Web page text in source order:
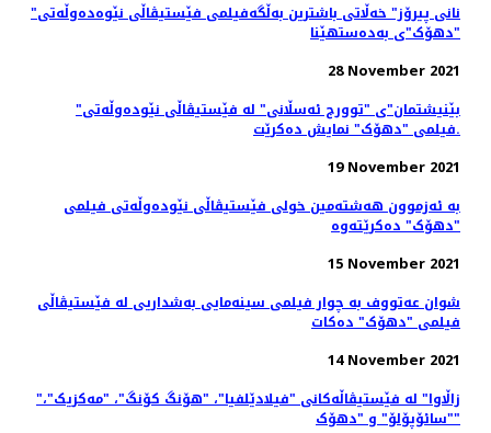
"نانی پیرۆز" خەڵاتی باشترین بەڵگەفیلمی فێستیڤاڵی نێوەدەوڵەتی
"دهۆک"ی بەدەستهێنا
28 November 2021
"بێنیشتمان"ی "توورج ئەسڵانی" لە فێستیڤاڵی نێودەوڵەتی
فیلمی "دهۆک" نمایش ده‌کرێت.
19 November 2021
بە ئەزموون هەشتەمین خولی فێستیڤاڵی نێودەوڵەتی فیلمی
"دهۆک" دەکرێتەوە
15 November 2021
شوان عەتووف به چوار فیلمی سینەمایی بەشداریی لە فێستیڤاڵی
فیلمی "دهۆک" دەكات
14 November 2021
"زاڵاوا" لە فێستیڤاڵەکانی "فیلادێلفیا"، "هۆنگ کۆنگ"، "مەکزیک"،
"سائۆپۆلۆ" و "دهۆک"